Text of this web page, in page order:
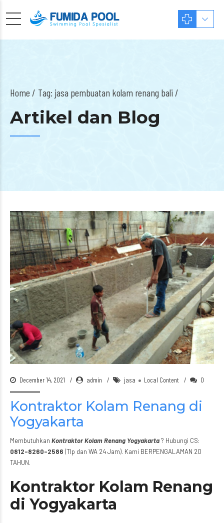
Home Tag: jasa pembuatan kolam renang bali /
Artikel dan Blog
December 14, 2021 admin jasa Local Content 0
Kontraktor Kolam Renang di
Yogyakarta
Membutuhkan Kontraktor Kolam Renang Yogyakarta? Hubungi CS:
0812-8260-2586 (Tlp dan WA 24 Jam). Kami BERPENGALAMAN 20
TAHUN.
Kontraktor Kolam Renang
di Yogyakarta